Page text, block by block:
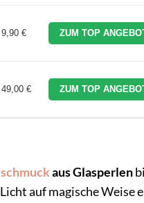
9,90 € ZUM TOP
49,00 € ZUM TOP
aus Glasperlen
auf magische Weise